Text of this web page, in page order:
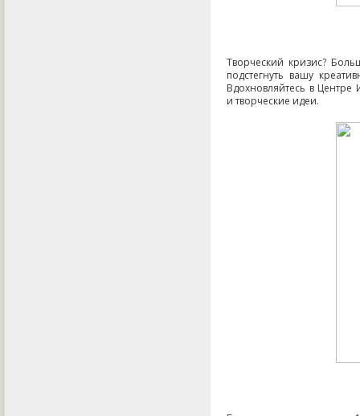
Творческий кризис?
подстегнуть вашу
Вдохновляйтесь в
и творческие идеи.